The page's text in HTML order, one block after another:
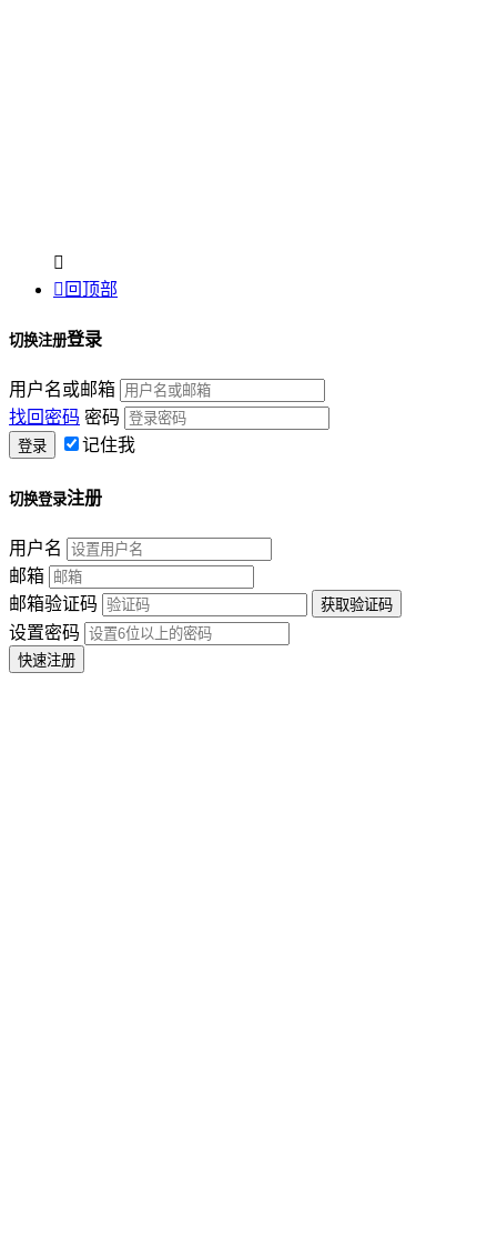

 回顶部
切换注册登录
用户名或邮箱
找回密码 密码
记住我
切换登录注册
用户名
邮箱
邮箱验证码
设置密码